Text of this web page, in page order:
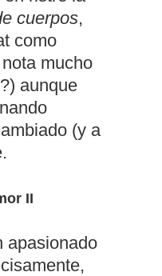
cuerpos,
como
mucho
aunque
(y a
II
apasionado